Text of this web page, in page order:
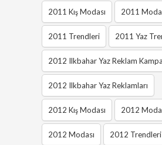
2011 Kış Modası 2011
2011 Trendleri 2011 Yaz
2012 Ilkbahar Yaz Reklam
2012 Ilkbahar Yaz Reklamları
2012 Kış Modası 2012 Moda
2012 Modası 2012 Trendleri